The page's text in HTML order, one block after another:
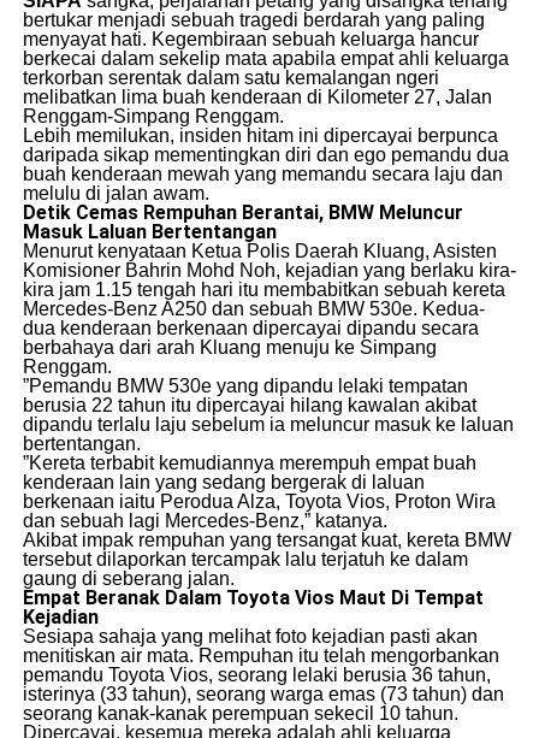
bertukar menjadi sebuah tragedi berdarah yang paling
menyayat hati. Kegembiraan sebuah keluarga hancur
berkecai dalam sekelip mata apabila empat ahli keluarga
terkorban serentak dalam satu kemalangan ngeri
melibatkan lima buah kenderaan di Kilometer 27, Jalan
Renggam-Simpang Renggam.
​Lebih memilukan, insiden hitam ini dipercayai berpunca
daripada sikap mementingkan diri dan ego pemandu dua
buah kenderaan mewah yang memandu secara laju dan
melulu di jalan awam.
Detik Cemas Rempuhan Berantai, BMW Meluncur
Masuk Laluan Bertentangan
​Menurut kenyataan Ketua Polis Daerah Kluang, Asisten
Komisioner Bahrin Mohd Noh, kejadian yang berlaku kira-
kira jam 1.15 tengah hari itu membabitkan sebuah kereta
Mercedes-Benz A250 dan sebuah BMW 530e. Kedua-
dua kenderaan berkenaan dipercayai dipandu secara
berbahaya dari arah Kluang menuju ke Simpang
Renggam.
​”Pemandu BMW 530e yang dipandu lelaki tempatan
berusia 22 tahun itu dipercayai hilang kawalan akibat
dipandu terlalu laju sebelum ia meluncur masuk ke laluan
bertentangan.
​”Kereta terbabit kemudiannya merempuh empat buah
kenderaan lain yang sedang bergerak di laluan
berkenaan iaitu Perodua Alza, Toyota Vios, Proton Wira
dan sebuah lagi Mercedes-Benz,” katanya.
​Akibat impak rempuhan yang tersangat kuat, kereta BMW
tersebut dilaporkan tercampak lalu terjatuh ke dalam
gaung di seberang jalan.
Empat Beranak Dalam Toyota Vios Maut Di Tempat
Kejadian
​Sesiapa sahaja yang melihat foto kejadian pasti akan
menitiskan air mata. Rempuhan itu telah mengorbankan
pemandu Toyota Vios, seorang lelaki berusia 36 tahun,
isterinya (33 tahun), seorang warga emas (73 tahun) dan
seorang kanak-kanak perempuan sekecil 10 tahun.
Dipercayai, kesemua mereka adalah ahli keluarga